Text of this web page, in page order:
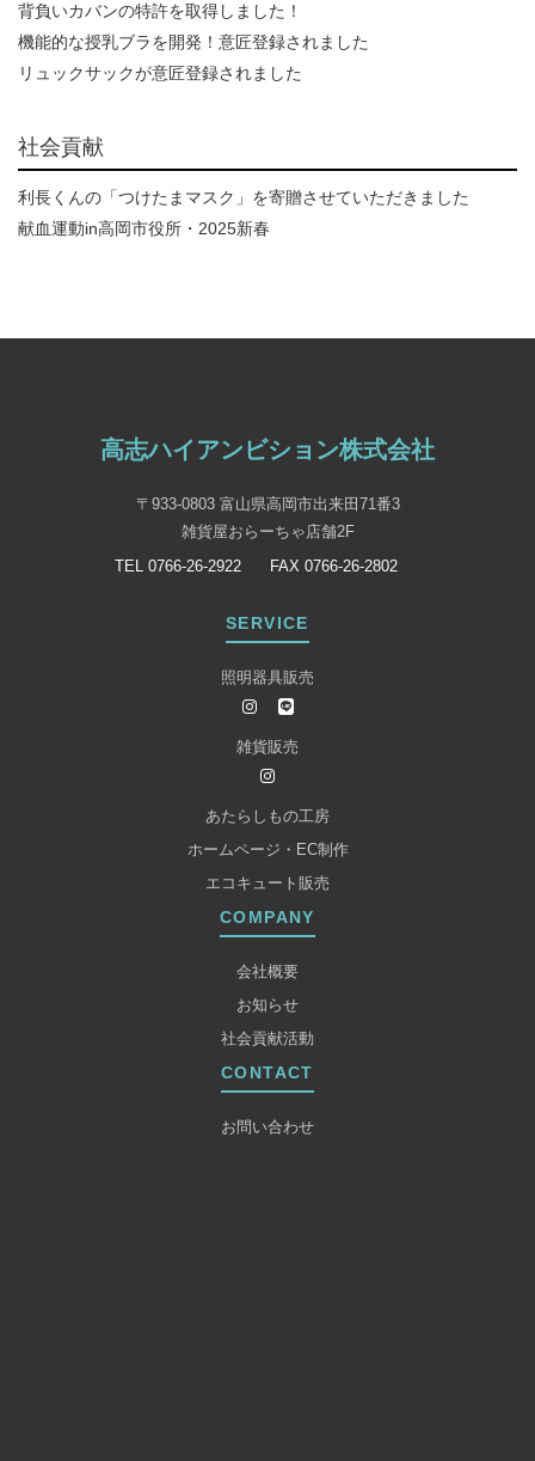
背負いカバンの特許を取得しました！
機能的な授乳ブラを開発！意匠登録されました
リュックサックが意匠登録されました
社会貢献
利長くんの「つけたまマスク」を寄贈させていただきました
献血運動in高岡市役所・2025新春
高志ハイアンビション株式会社
〒933-0803 富山県高岡市出来田71番3
雑貨屋おらーちゃ店舗2F
TEL 0766-26-2922
FAX 0766-26-2802
SERVICE
照明器具販売
雑貨販売
あたらしもの工房
ホームページ・EC制作
エコキュート販売
COMPANY
会社概要
お知らせ
社会貢献活動
CONTACT
お問い合わせ